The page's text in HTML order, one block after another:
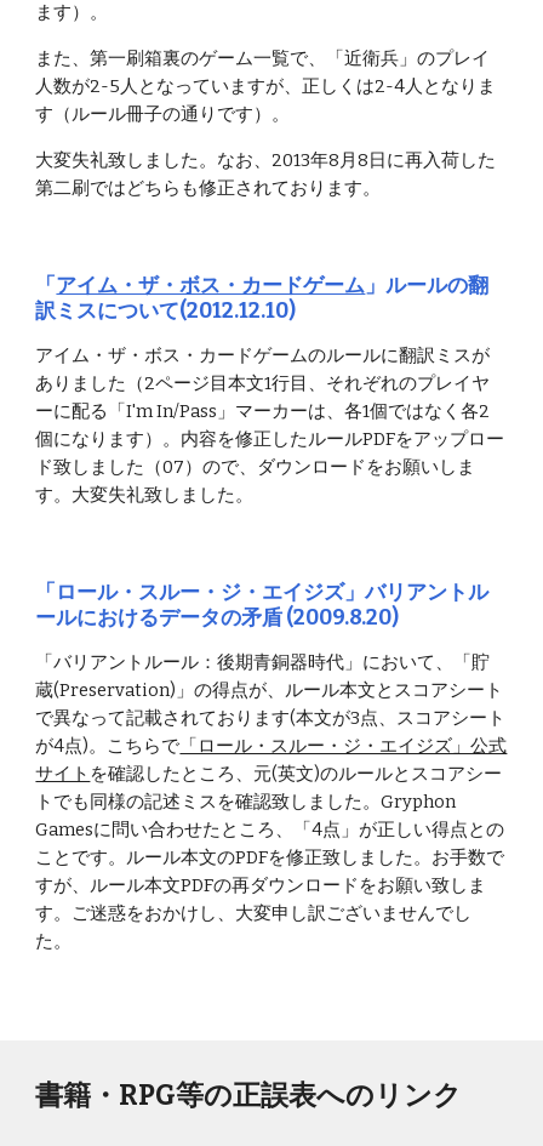
ます）。
また、第一刷箱裏のゲーム一覧で、「近衛兵」のプレイ
人数が2-5人となっていますが、正しくは2-4人となりま
す（ルール冊子の通りです）。
大変失礼致しました。なお、2013年8月8日に再入荷した
第二刷ではどちらも修正されております。
「 アイム・ザ・ボス・カードゲーム 」ルールの翻
訳ミスについて(2012.12.10)
アイム・ザ・ボス・カードゲームのルールに翻訳ミスが
ありました（2ページ目本文1行目、それぞれのプレイヤ
ーに配る「I'm In/Pass」マーカーは、各1個ではなく各2
個になります）。内容を修正したルールPDFをアップロー
ド致しました（07）ので、ダウンロードをお願いしま
す。大変失礼致しました。
「ロール・スルー・ジ・エイジズ」バリアントル
ールにおけるデータの矛盾 (2009.8.20)
「バリアントルール：後期青銅器時代」において、「貯
蔵(Preservation)」の得点が、ルール本文とスコアシート
で異なって記載されております(本文が3点、スコアシート
が4点)。こちらで 「ロール・スルー・ジ・エイジズ」公式
サイト を確認したところ、元(英文)のルールとスコアシー
トでも同様の記述ミスを確認致しました。Gryphon
Gamesに問い合わせたところ、「4点」が正しい得点との
ことです。ルール本文のPDFを修正致しました。お手数で
すが、ルール本文PDFの再ダウンロードをお願い致しま
す。ご迷惑をおかけし、大変申し訳ございませんでし
た。
書籍・RPG等の正誤表へのリンク